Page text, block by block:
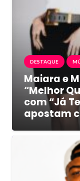
DESTAQUE
Maiara e
“Melhor
com “Já
apostam